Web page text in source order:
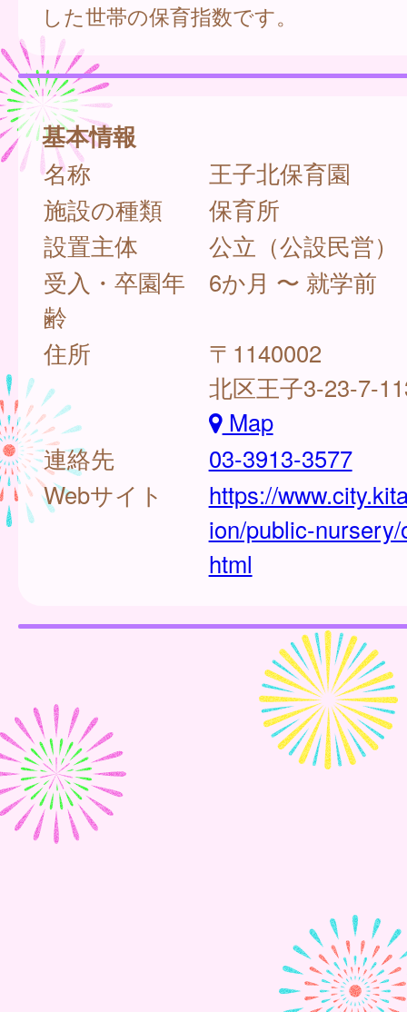
した世帯の保育指数です。
基本情報
名称
王子北保育園
施設の種類
保育所
設置主体
公立（公設民営）
受入・卒園年
齢
6か月 〜 就学前
住所
〒1140002
北区王子3-23-7-
Map
連絡先
03-3913-3577
Webサイト
https://
ion/public-
html